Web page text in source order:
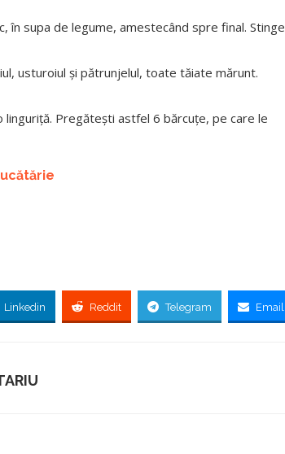
în supa de legume, amestecând spre final. Stinge
usturoiul și pătrunjelul, toate tăiate mărunt.
Pregătești astfel 6 bărcuțe, pe care le
Linkedin Reddit Telegram Email